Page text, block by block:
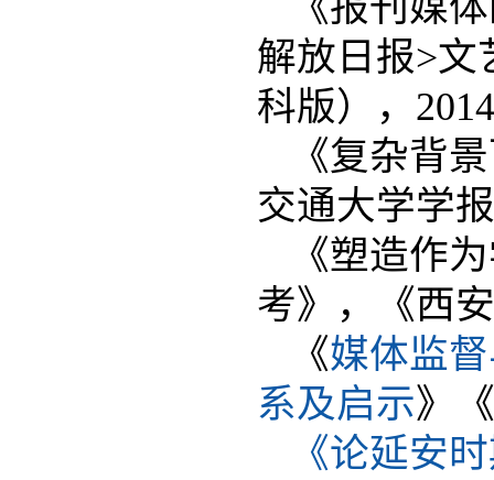
解放日报>文
科版），
《复杂背
交通大学学
《塑造作
考》，《西
《媒体监
系及启示》
《论延安